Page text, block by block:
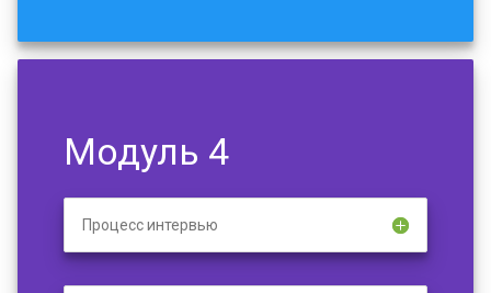
Модуль 4
Процесс интервью